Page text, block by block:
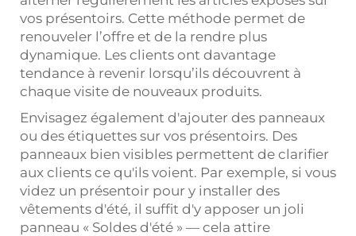
vos présentoirs. Cette méthode permet de
renouveler l’offre et de la rendre plus
dynamique. Les clients ont davantage
tendance à revenir lorsqu’ils découvrent à
chaque visite de nouveaux produits.
Envisagez également d'ajouter des panneaux
ou des étiquettes sur vos présentoirs. Des
panneaux bien visibles permettent de clarifier
aux clients ce qu'ils voient. Par exemple, si vous
videz un présentoir pour y installer des
vêtements d'été, il suffit d'y apposer un joli
panneau « Soldes d'été » — cela attire